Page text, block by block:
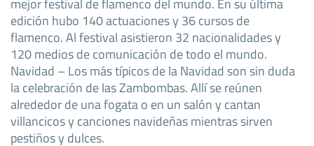
edición hubo 140 actuaciones y 36 cursos de
flamenco. Al festival asistieron 32 nacionalidades y
120 medios de comunicación de todo el mundo.
Navidad – Los más típicos de la Navidad son sin duda
la celebración de las Zambombas. Allí se reúnen
alrededor de una fogata o en un salón y cantan
villancicos y canciones navideñas mientras sirven
pestiños y dulces.